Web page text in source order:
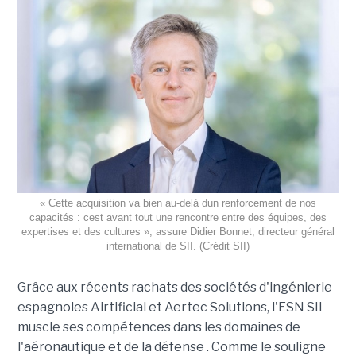
« Cette acquisition va bien au-delà dun renforcement de nos
capacités : cest avant tout une rencontre entre des équipes, des
expertises et des cultures », assure Didier Bonnet, directeur général
international de SII. (Crédit SII)
Grâce aux récents rachats des sociétés d'ingénierie
espagnoles Airtificial et Aertec Solutions, l'ESN SII
muscle ses compétences dans les domaines de
l'aéronautique et de la défense . Comme le souligne